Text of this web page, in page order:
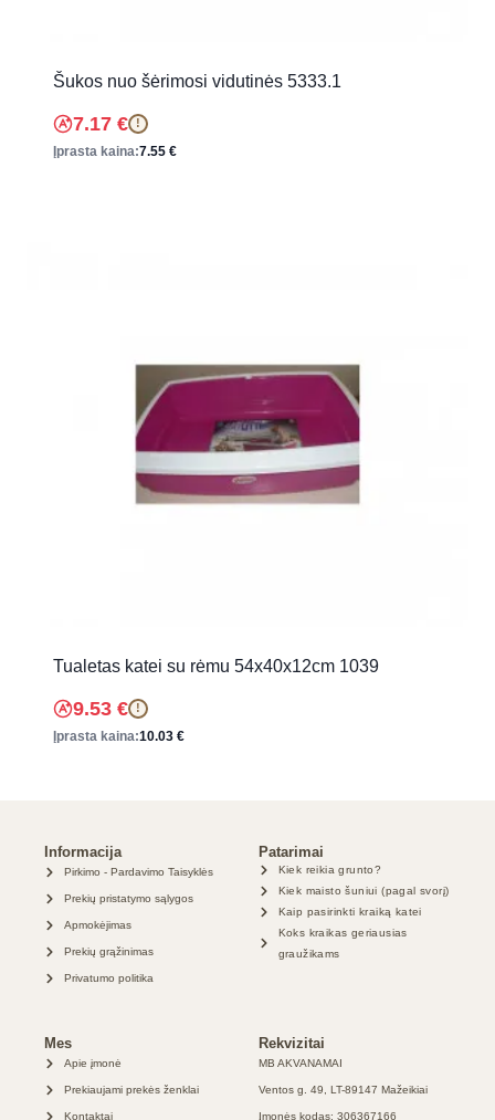
Šukos nuo šėrimosi vidutinės 5333.1
7.17 € !
Įprasta kaina:7.55 €
Tualetas katei su rėmu 54x40x12cm 1039
9.53 € !
Įprasta kaina:10.03 €
Informacija
Pirkimo - Pardavimo Taisyklės
Prekių pristatymo sąlygos
Apmokėjimas
Prekių grąžinimas
Privatumo politika
Patarimai
Kiek reikia grunto?
Kiek maisto šuniui (pagal svorį)
Kaip pasirinkti kraiką katei
Koks kraikas geriausias
graužikams
Mes
Apie įmonė
Prekiaujami prekės ženklai
Kontaktai
Rekvizitai
MB AKVANAMAI
Ventos g. 49, LT-89147 Mažeikiai
Įmonės kodas: 306367166